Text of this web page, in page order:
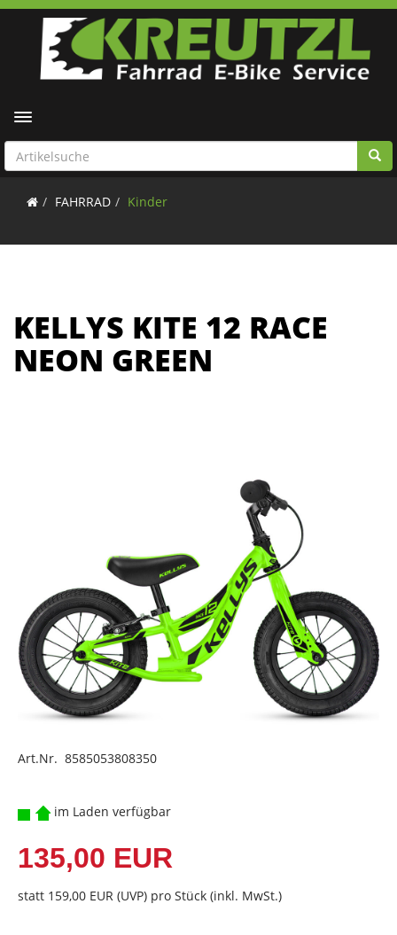
Toggle navigation
FAHRRAD Kinder
KELLYS KITE 12 RACE
NEON GREEN
Art.Nr. 8585053808350
im Laden verfügbar
135,00 EUR
statt 159,00 EUR (UVP) pro Stück (inkl. MwSt.)